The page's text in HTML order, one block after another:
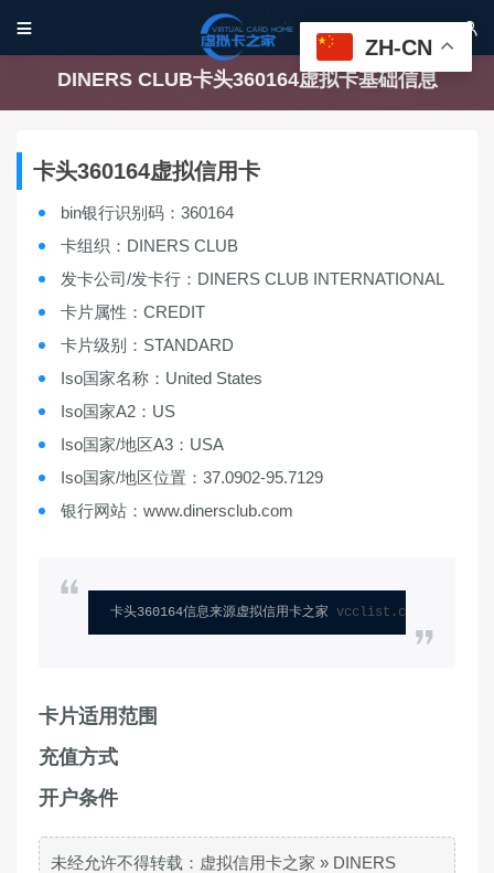
 
DINERS CLUB卡头360164虚拟卡基础信息
卡头360164虚拟信用卡
bin银行识别码：360164
卡组织：DINERS CLUB
发卡公司/发卡行：DINERS CLUB INTERNATIONAL
卡片属性：CREDIT
卡片级别：STANDARD
Iso国家名称：United States
Iso国家A2：US
Iso国家/地区A3：USA
Iso国家/地区位置：37.0902-95.7129
银行网站：www.dinersclub.com
卡头360164信息来源虚拟信用卡之家 vcclist.com
卡片适用范围
充值方式
开户条件
未经允许不得转载： 虚拟信用卡之家 » DINERS
ZH-CN